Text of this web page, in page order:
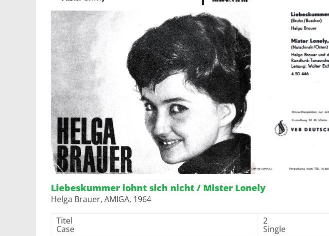
Liebeskummer lohnt sich nicht / Mister Lonely
Helga Brauer, AMIGA, 1964
Titel
Case
2
Single